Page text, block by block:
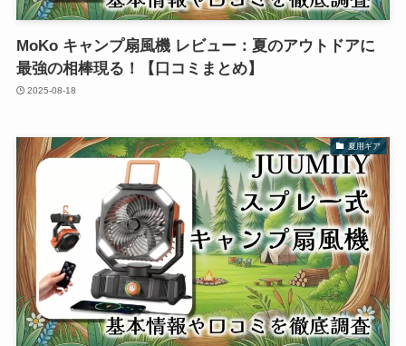
MoKo キャンプ扇風機 レビュー：夏のアウトドアに
最強の相棒現る！【口コミまとめ】
2025-08-18
夏用ギア